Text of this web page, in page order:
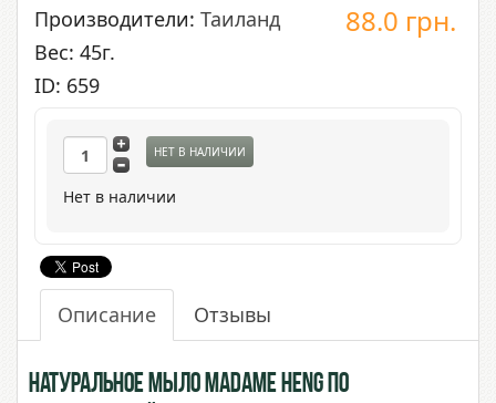
Производители: Таиланд
Вес: 45г.
ID: 659
88.0 грн.
НЕТ В НАЛИЧИИ
Нет в наличии
Описание Отзывы
Натуральное Мыло Madame Heng по